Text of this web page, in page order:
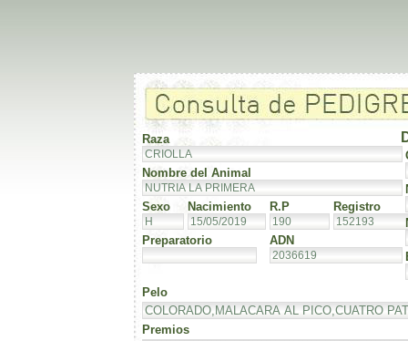
Raza
Nombre del Animal
Sexo Nacimiento R.P Registro
Preparatorio ADN
Pelo
Premios